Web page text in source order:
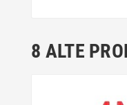
8 ALTE